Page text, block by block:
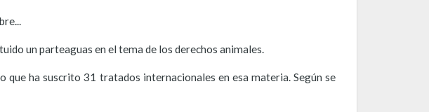
un parteaguas en el tema de los derechos animales.
ha suscrito 31 tratados internacionales en esa materia. Según se